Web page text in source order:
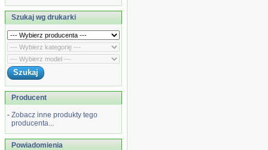
Szukaj wg drukarki
Producent
- Zobacz inne produkty tego
producenta...
Powiadomienia